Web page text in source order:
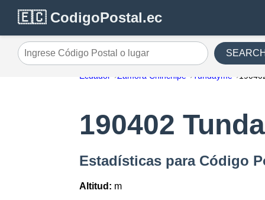
🇪🇨 CodigoPostal.ec
Ingrese Código Postal o lugar
Ecuador Zamora Chinchipe Tundayme
190402
Estadísticas para Código
Altitud: m